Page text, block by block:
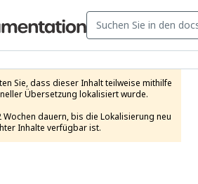
Sie, dass dieser Inhalt teilweise mithilfe
Übersetzung lokalisiert wurde.
Wochen dauern, bis die Lokalisierung neu
Inhalte verfügbar ist.